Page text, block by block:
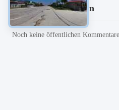
Besuchernachrichten
Noch keine öffentlichen Kommentare